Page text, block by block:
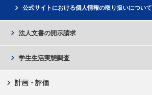
公式サイトにおける個人情報の取り扱いについて
chevron_right
法人文書の開示請求
chevron_right
学生生活実態調査
chevron_right
計画・評価
chevron_right